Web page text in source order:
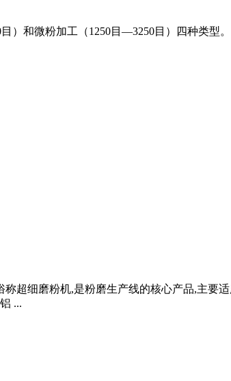
）和微粉加工（1250目—3250目）四种类型。
超细磨粉机,是粉磨生产线的核心产品,主要
...